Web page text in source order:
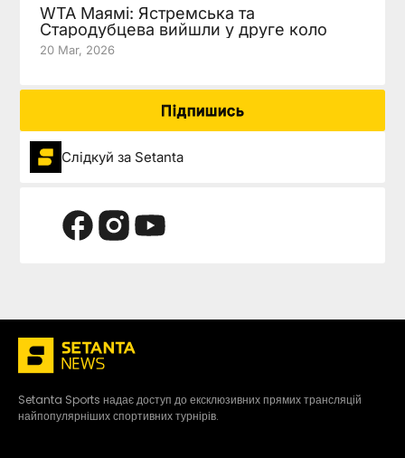
WTA Маямі: Ястремська та
Стародубцева вийшли у друге коло
20 Mar, 2026
Підпишись
Слідкуй за Setanta
Setanta Sports надає доступ до ексклюзивних прямих трансляцій
найпопулярніших спортивних турнірів.